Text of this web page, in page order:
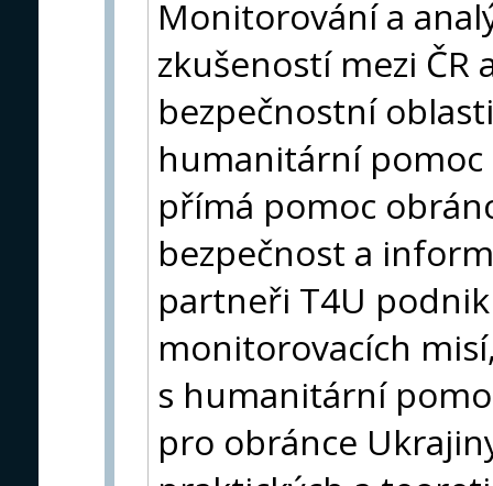
Monitorování a
zkušeností mezi ČR
bezpečnostní
humanitární
přímá pomoc
bezpečnost a
partneři T4U
monitorovacích
s humanitární
pro obránce